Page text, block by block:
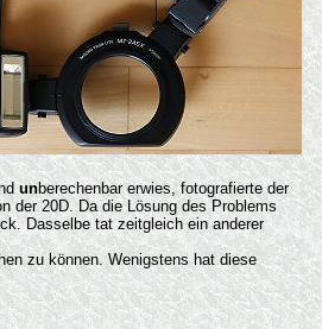
unberechenbar erwies, fotografierte der
der 20D. Da die Lösung des Problems
Dasselbe tat zeitgleich ein anderer
zu können. Wenigstens hat diese